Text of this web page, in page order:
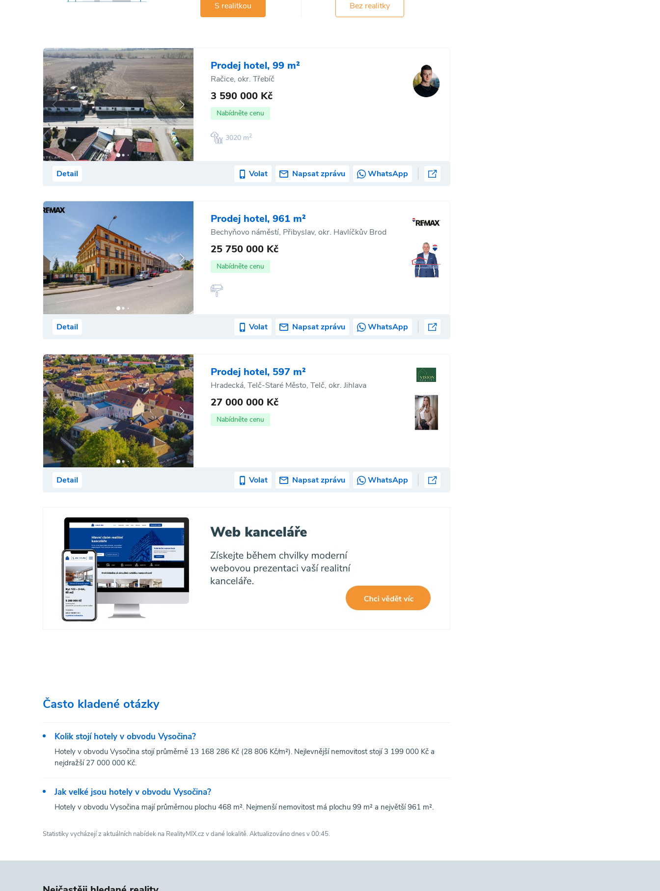
S realitkou Bez realitky
Prodej hotel, 99 m²
Račice, okr. Třebíč
3 590 000 Kč
Nabídněte cenu
3020 m2
Detail Volat Napsat zprávu WhatsApp
Prodej hotel, 961 m²
Bechyňovo náměstí, Přibyslav, okr. Havlíčkův Brod
25 750 000 Kč
Nabídněte cenu
Detail Volat Napsat zprávu WhatsApp
Prodej hotel, 597 m²
Hradecká, Telč-Staré Město, Telč, okr. Jihlava
27 000 000 Kč
Nabídněte cenu
Detail Volat Napsat zprávu WhatsApp
Často kladené otázky
Kolik stojí hotely v obvodu Vysočina?
Hotely v obvodu Vysočina stojí průměrně 13 168 286 Kč (28 806 Kč/m²). Nejlevnější nemovitost stojí 3 199 000 Kč a
nejdražší 27 000 000 Kč.
Jak velké jsou hotely v obvodu Vysočina?
Hotely v obvodu Vysočina mají průměrnou plochu 468 m². Nejmenší nemovitost má plochu 99 m² a největší 961 m².
Statistiky vycházejí z aktuálních nabídek na RealityMIX.cz v dané lokalitě. Aktualizováno dnes v 00:45.